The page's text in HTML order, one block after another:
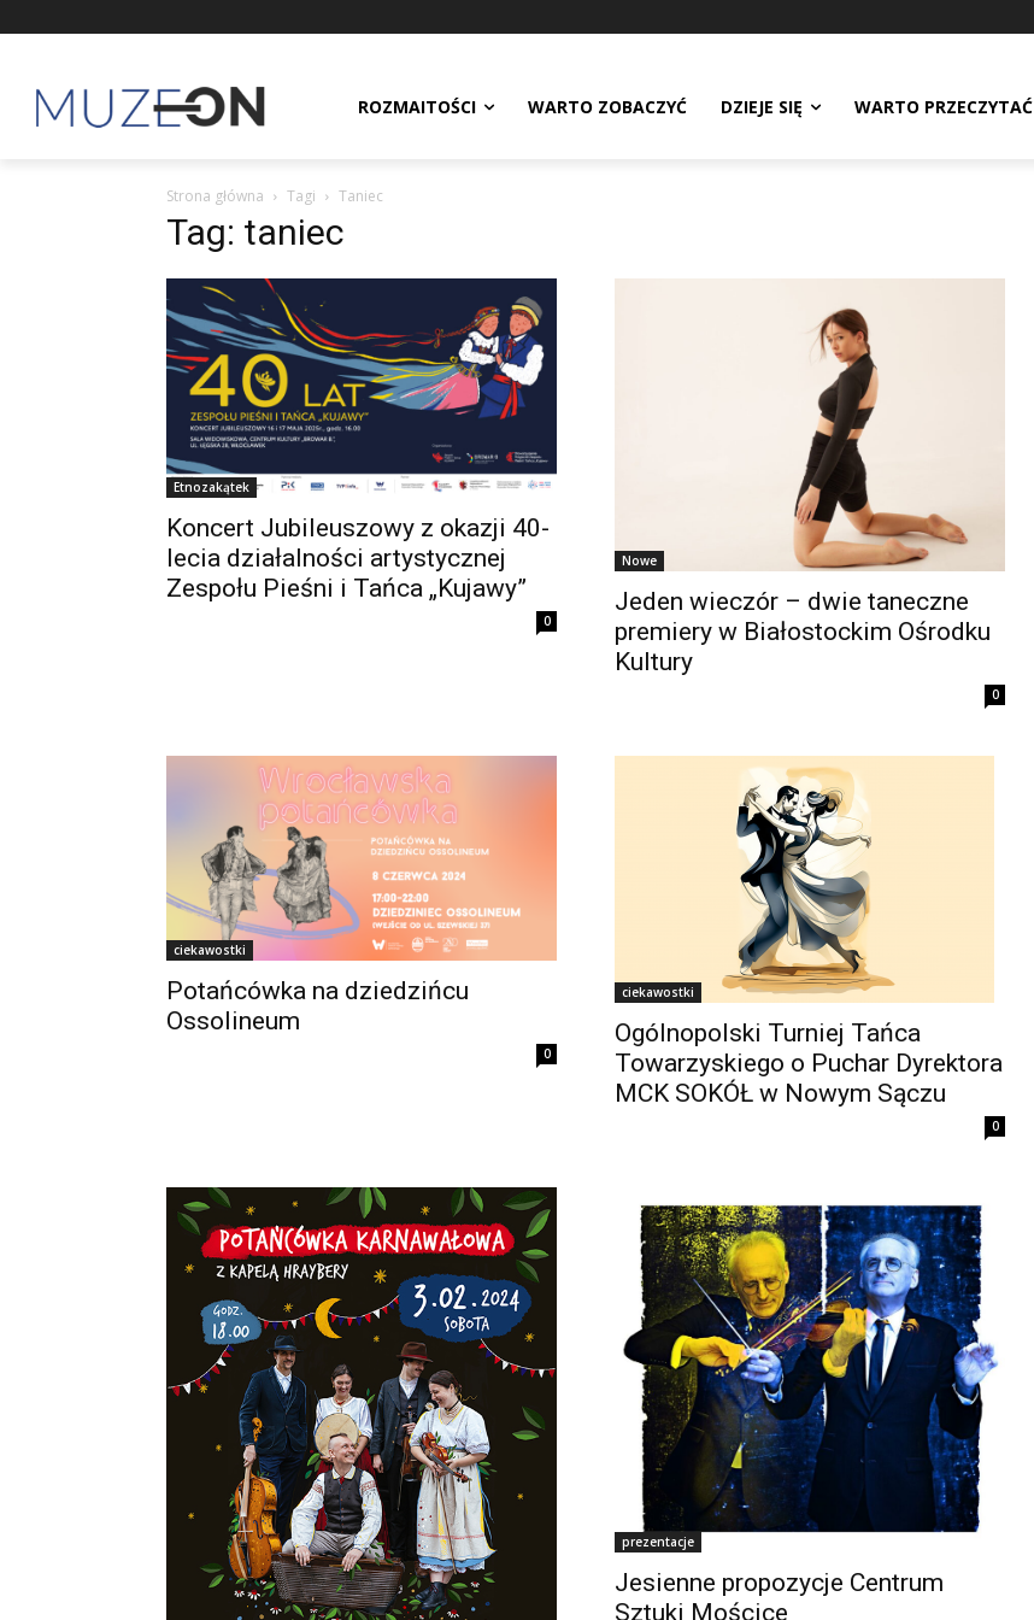
ROZMAITOŚCI WARTO ZOBACZYĆ DZIEJE SIĘ WARTO PRZECZYTAĆ
Strona główna Tagi Taniec
Tag: taniec
Etnozakątek
Koncert Jubileuszowy z okazji 40-
lecia działalności artystycznej
Zespołu Pieśni i Tańca „Kujawy”
0
Nowe
Jeden wieczór – dwie taneczne
premiery w Białostockim Ośrodku
Kultury
0
ciekawostki
Potańcówka na dziedzińcu
Ossolineum
0
ciekawostki
Ogólnopolski Turniej Tańca
Towarzyskiego o Puchar Dyrektora
MCK SOKÓŁ w Nowym Sączu
0
prezentacje
Jesienne propozycje Centrum
Sztuki Mościce